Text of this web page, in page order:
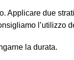
Applicare due
l’utilizzo
la durata.